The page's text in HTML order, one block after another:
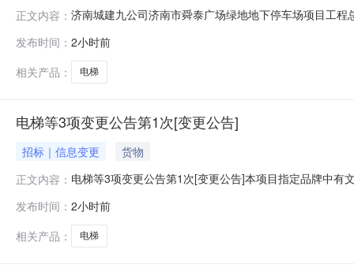
正文内容： 济南城建九公司济南市舜泰广场绿地地下停车场项目工
阅读原文下载附件（附件清单：材料报价单、采购说明
址。联系人：宋雷15288854516联
发布时间： 2小时前
相关产品：
电梯
电梯等3项变更公告第1次[变更公告]
招标｜信息变更
货物
正文内容： 电梯等3项变更公告第1次[变更公告]本项目指定品牌中
发布时间： 2小时前
相关产品：
电梯